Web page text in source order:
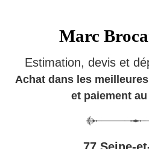
Marc
Estimation, devis et
Achat dans les
et paiement